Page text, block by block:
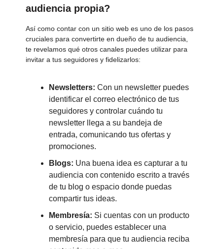
audiencia propia?
Así como contar con un sitio web es uno de los pasos
cruciales para convertirte en dueño de tu audiencia,
te revelamos qué otros canales puedes utilizar para
invitar a tus seguidores y fidelizarlos:
Newsletters: Con un newsletter puedes
identificar el correo electrónico de tus
seguidores y controlar cuándo tu
newsletter llega a su bandeja de
entrada, comunicando tus ofertas y
promociones.
Blogs: Una buena idea es capturar a tu
audiencia con contenido escrito a través
de tu blog o espacio donde puedas
compartir tus ideas.
Membresía: Si cuentas con un producto
o servicio, puedes establecer una
membresía para que tu audiencia reciba